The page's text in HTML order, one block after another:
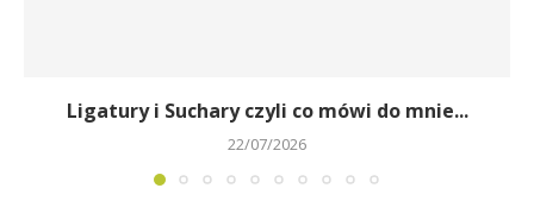
Ligatury i Suchary czyli co mówi do mnie...
22/07/2026